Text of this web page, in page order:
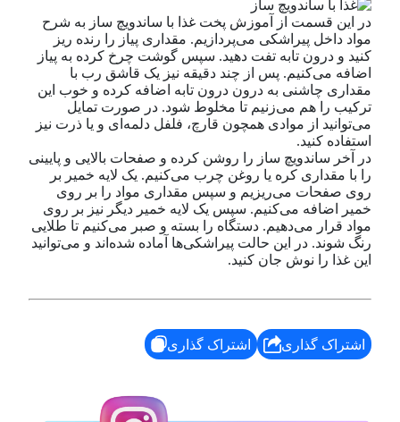
در این قسمت از آموزش پخت غذا با ساندویچ ساز به شرح
مواد داخل پیراشکی می‌پردازیم. مقداری پیاز را رنده ریز
کنید و درون تابه تفت دهید. سپس گوشت چرخ کرده به پیاز
اضافه می‌کنیم. پس از چند دقیقه نیز یک قاشق رب با
مقداری چاشنی به درون درون تابه اضافه کرده و خوب این
ترکیب را هم می‌زنیم تا مخلوط شود. در صورت تمایل
می‌توانید از موادی همچون قارچ، فلفل دلمه‌ای و یا ذرت نیز
استفاده کنید.
در آخر ساندویچ ساز را روشن کرده و صفحات بالایی و پایینی
را با مقداری کره یا روغن چرب می‌کنیم. یک لایه خمیر بر
روی صفحات می‌ریزیم و سپس مقداری مواد را بر روی
خمیر اضافه می‌کنیم. سپس یک لایه خمیر دیگر نیز بر روی
مواد قرار می‌دهیم. دستگاه را بسته و صبر می‌کنیم تا طلایی
رنگ شوند. در این حالت پیراشکی‌ها آماده شده‌اند و می‌توانید
این غذا را نوش جان کنید.
اشتراک گذاری اشتراک گذاری